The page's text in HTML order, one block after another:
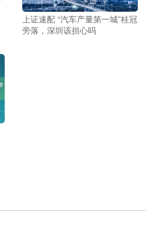
上证速配 “汽车产量第一城”桂冠
旁落，深圳该担心吗